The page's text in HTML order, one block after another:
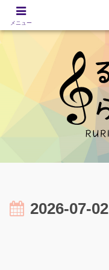
2026-07-02
メニュー